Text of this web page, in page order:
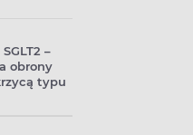
–
obrony
typu